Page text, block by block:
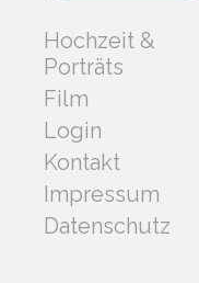
Hochzeit &
Porträts
Film
Login
Kontakt
Impressum
Datenschutz